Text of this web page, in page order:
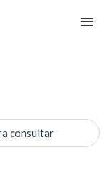
consultar